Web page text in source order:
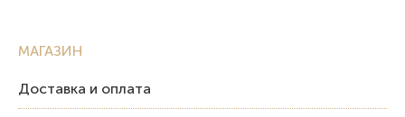
МАГАЗИН
Доставка и оплата